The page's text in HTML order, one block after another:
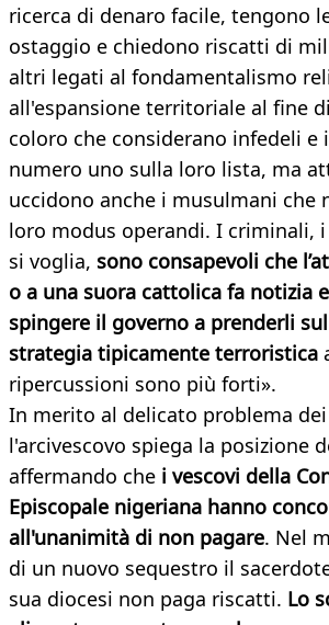
ricerca di denaro facile, tengono
ostaggio e chiedono riscatti di
altri legati al fondamentalismo
all'espansione territoriale al fine
coloro che considerano infedeli e
numero uno sulla loro lista, ma
uccidono anche i musulmani che
loro modus operandi. I criminali,
si voglia, sono consapevoli che
o a una suora cattolica fa notizia
spingere il governo a prenderli
strategia tipicamente terroristica
ripercussioni sono più forti».
In merito al delicato problema
l'arcivescovo spiega la posizione
affermando che i vescovi della
Episcopale nigeriana hanno
all'unanimità di non pagare. Nel
di un nuovo sequestro il
sua diocesi non paga riscatti. Lo